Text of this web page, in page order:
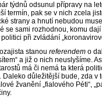
týdnů odsunul přípravy na
termín, pak se v nich zcela
strany a hnutí nebudou
se sami rozhodnou, komu
při zvládání
stanou referendem o
a již o nich neuslyšíme.
má či nemá ta která
Daleko důležitější bude, zda v
žvanění „fialového Péti“,